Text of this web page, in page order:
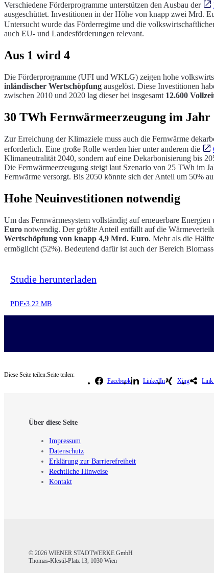
Verschiedene Förderprogramme unterstützen den Ausbau der
ausgeschüttet. Investitionen in der Höhe von knapp zwei Mrd.
Untersucht wurde das Förderregime und die
auch EU- und Landesförderungen relevant.
Aus 1 wird 4
Die Förderprogramme (UFI und WKLG) zeigen hohe
inländischer Wertschöpfung ausgelöst. Diese Investitionen
zwischen 2010 und 2020 lag dieser bei insgesamt 12.600
30 TWh Fernwärmeerzeugung im Jahr
Zur Erreichung der Klimaziele muss auch die Fernwärme
erforderlich. Eine große Rolle werden hier unter anderem die
Klimaneutralität 2040, sondern auf eine Dekarbonisierung bis
Die Fernwärmeerzeugung steigt laut Szenario von 25 TWh im
Fernwärme versorgt. Bis 2050 könnte sich der Anteil um 50%
Hohe Neuinvestitionen notwendig
Um das Fernwärmesystem vollständig auf erneuerbare
Euro notwendig. Der größte Anteil entfällt auf die
Wertschöpfung von knapp 4,9 Mrd. Euro. Mehr als die
ermöglicht (52%). Bedeutend dafür ist auch der Bereich
Studie herunterladen
PDF•3.22 MB
Diese Seite teilen:Seite teilen:
Facebook
LinkedIn Xing Link
Über diese Seite
Impressum
Datenschutz
Erklärung zur Barrierefreiheit
Rechtliche Hinweise
Kontakt
© 2026 WIENER STADTWERKE GmbH
Thomas-Klestil-Platz 13, 1030 Wien